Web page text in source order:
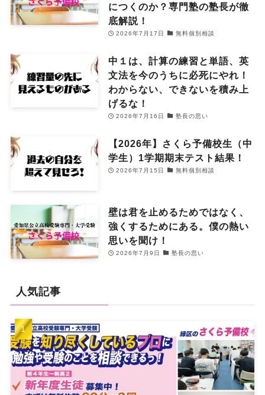
につくのか？専門塾の塾長が徹
底解説！
2026年7月17日 無料個別相談
中１は、計算の練習と単語、英
文法を今のうちに必死にやれ！
わからない、できないを積み上
げるな！
2026年7月16日 塾長の思い
【2026年】さくら予備校生（中
学生）1学期期末テスト結果！
2026年7月15日 無料個別相談
壁は君を止めるためではなく、
強くするためにある。僕の熱い
思いを聞け！
2026年7月9日 塾長の思い
人気記事